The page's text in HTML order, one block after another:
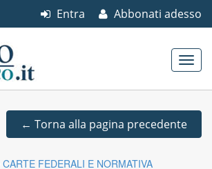
Abbonati adesso
Entra
← Torna alla pagina precedente
CARTE FEDERALI E NORMATIVA